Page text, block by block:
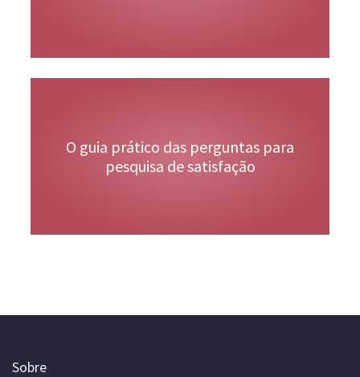
O guia prático das perguntas para
pesquisa de satisfação
Sobre